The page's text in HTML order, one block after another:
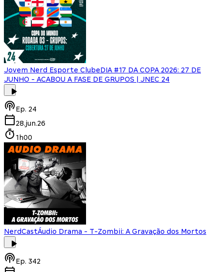
Jovem Nerd Esporte ClubeDIA #17 DA COPA 2026: 27 DE
JUNHO - ACABOU A FASE DE GRUPOS | JNEC 24
Ep. 24
28.jun.26
1h00
NerdCastÁudio Drama - T-Zombii: A Gravação dos Mortos
Ep. 342